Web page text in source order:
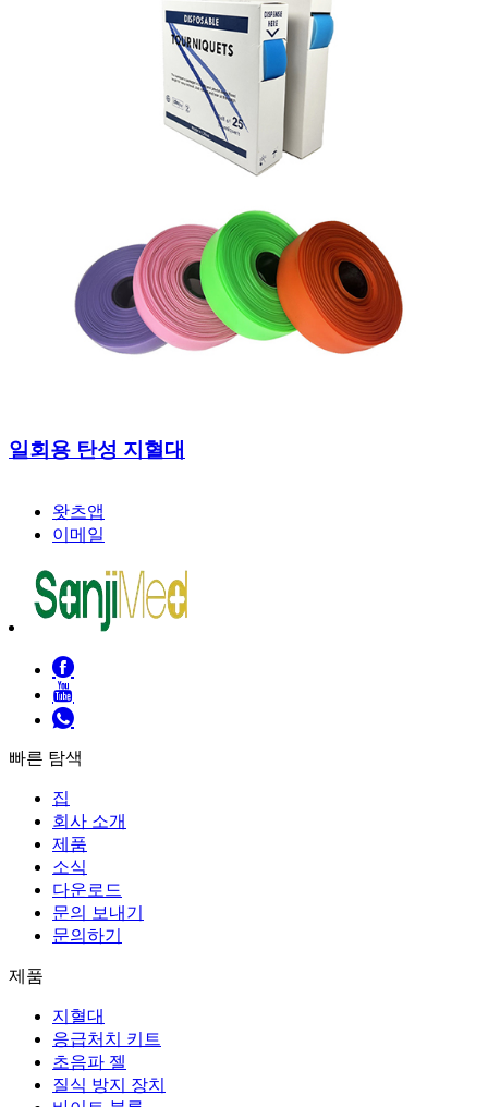
일회용 탄성 지혈대
왓츠앱
이메일
빠른 탐색
집
회사 소개
제품
소식
다운로드
문의 보내기
문의하기
제품
지혈대
응급처치 키트
초음파 젤
질식 방지 장치